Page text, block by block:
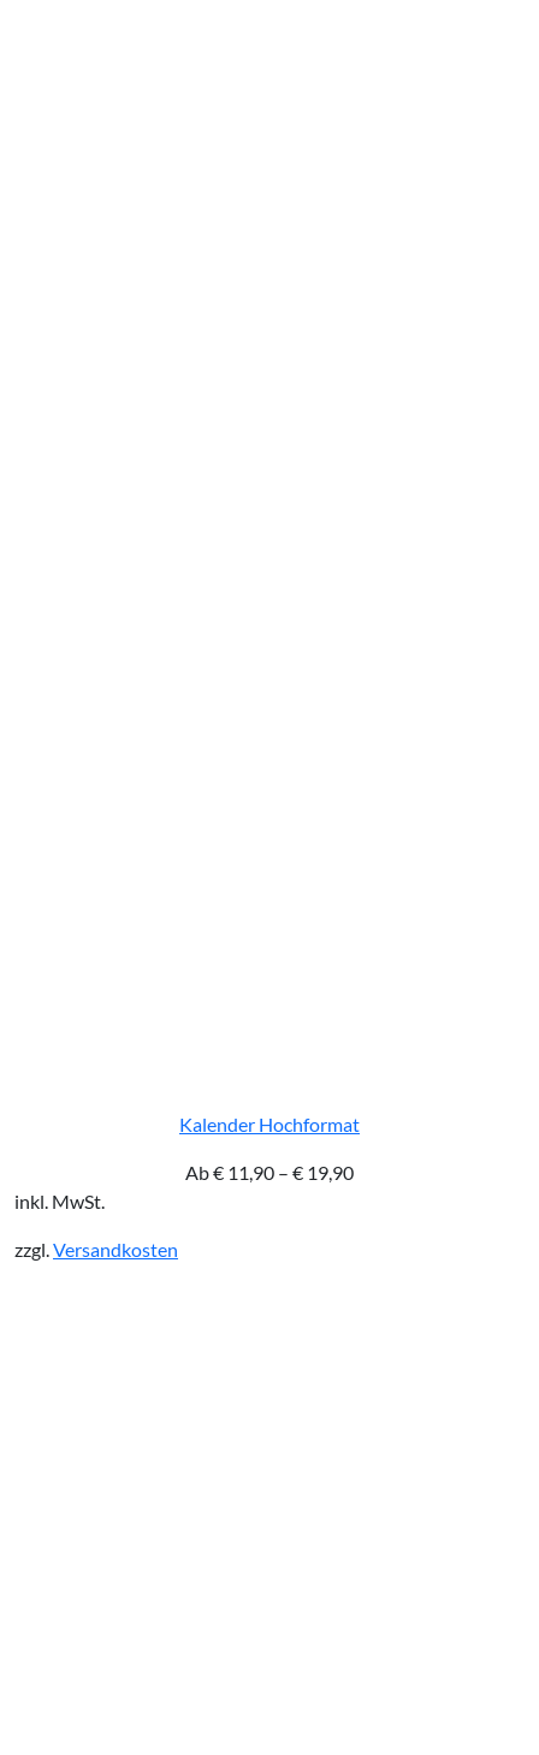
Kalender Hochformat
Ab€ 11,90 – € 19,90
inkl. MwSt.
zzgl.Versandkosten